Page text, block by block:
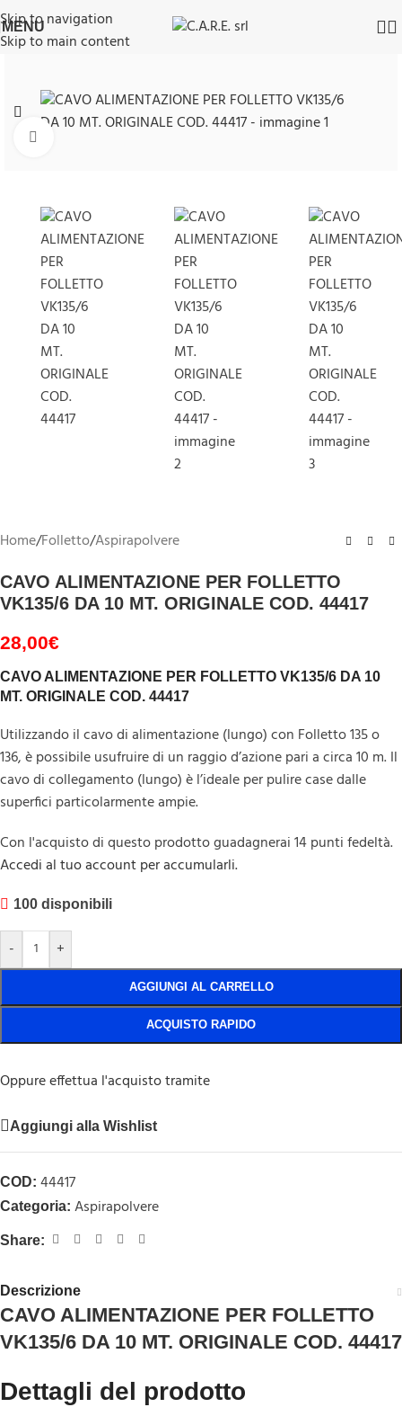
Skip to navigation
Skip to main content
MENU
Home/Folletto/Aspirapolvere
CAVO ALIMENTAZIONE PER FOLLETTO
VK135/6 DA 10 MT. ORIGINALE COD. 44417
28,00€
CAVO ALIMENTAZIONE PER FOLLETTO VK135/6 DA 10
MT. ORIGINALE COD. 44417
Utilizzando il cavo di alimentazione (lungo) con Folletto 135 o
136, è possibile usufruire di un raggio d’azione pari a circa 10 m. Il
cavo di collegamento (lungo) è l’ideale per pulire case dalle
superfici particolarmente ampie.
Con l'acquisto di questo prodotto guadagnerai 14 punti fedeltà.
Accedi al tuo account per accumularli.
100 disponibili
- +
AGGIUNGI AL CARRELLO
ACQUISTO RAPIDO
Oppure effettua l'acquisto tramite
Aggiungi alla Wishlist
COD: 44417
Categoria: Aspirapolvere
Share:
Descrizione
CAVO ALIMENTAZIONE PER FOLLETTO
VK135/6 DA 10 MT. ORIGINALE COD. 44417
Dettagli del prodotto